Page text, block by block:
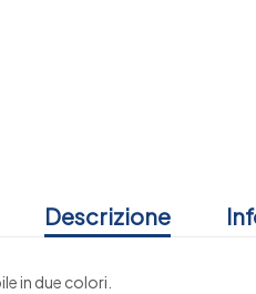
Descrizione
in due colori.